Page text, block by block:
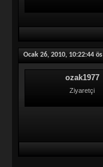
Ocak 26, 2010, 10:22:44 ös
ozak1977
Ziyaretçi